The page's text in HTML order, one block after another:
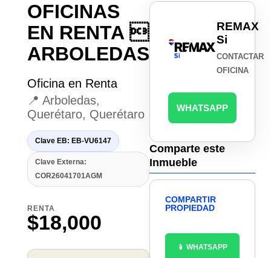
OFICINAS
EN RENTA 
ARBOLEDAS
Oficina en Renta
📍 Arboledas,
Querétaro, Querétaro
Clave EB: EB-VU6147
Clave Externa:
COR26041701AGM
RENTA
$18,000
REMAX
Si
CONTACTAR
OFICINA
WHATSAPP
Comparte este
Inmueble
COMPARTIR
PROPIEDAD
📱 WHATSAPP